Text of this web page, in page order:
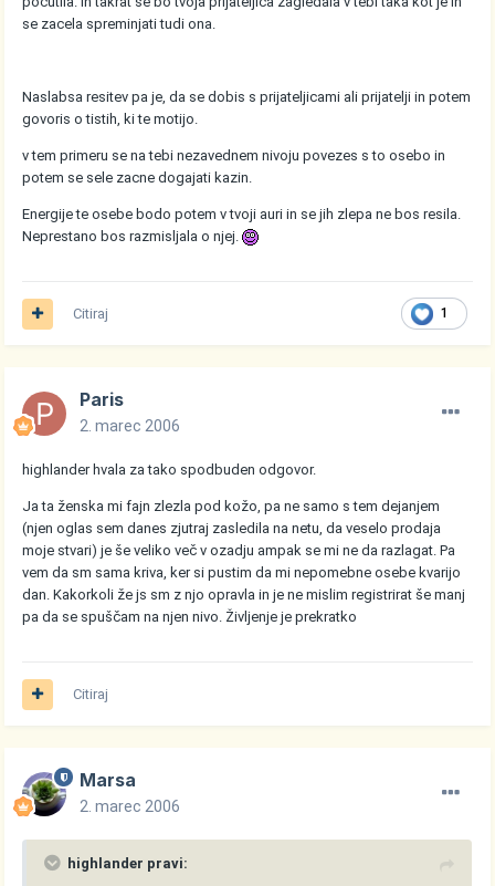
se zacela spreminjati tudi ona.
Naslabsa resitev pa je, da se dobis s prijateljicami ali prijatelji in potem
govoris o tistih, ki te motijo.
v tem primeru se na tebi nezavednem nivoju povezes s to osebo in
potem se sele zacne dogajati kazin.
Energije te osebe bodo potem v tvoji auri in se jih zlepa ne bos resila.
Neprestano bos razmisljala o njej.
1
Citiraj
Paris
2. marec 2006
highlander hvala za tako spodbuden odgovor.
Ja ta ženska mi fajn zlezla pod kožo, pa ne samo s tem dejanjem
(njen oglas sem danes zjutraj zasledila na netu, da veselo prodaja
moje stvari) je še veliko več v ozadju ampak se mi ne da razlagat. Pa
vem da sm sama kriva, ker si pustim da mi nepomebne osebe kvarijo
dan. Kakorkoli že js sm z njo opravla in je ne mislim registrirat še manj
pa da se spuščam na njen nivo. Življenje je prekratko
Citiraj
Marsa
2. marec 2006
highlander pravi: